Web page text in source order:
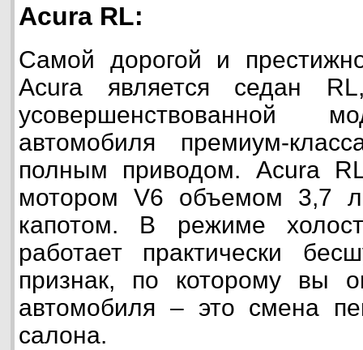
Acura RL:
Самой дорогой и
Acura является седан
усовершенствованной
автомобиля премиум-
полным приводом. Acura
мотором V6 объемом 3,7
капотом. В режиме
работает практически
признак, по которому вы
автомобиля – это смена
салона.